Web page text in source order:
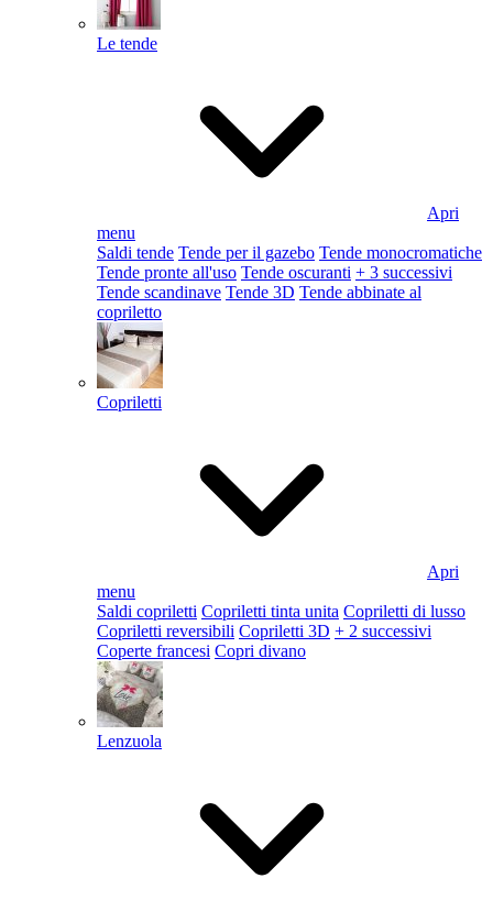
Le tende
Apri
menu
Saldi tende Tende per il gazebo Tende monocromatiche
Tende pronte all'uso Tende oscuranti + 3 successivi
Tende scandinave Tende 3D Tende abbinate al
copriletto
Copriletti
Apri
menu
Saldi copriletti Copriletti tinta unita Copriletti di lusso
Copriletti reversibili Copriletti 3D + 2 successivi
Coperte francesi Copri divano
Lenzuola